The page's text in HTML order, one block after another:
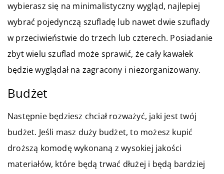
wybierasz się na minimalistyczny wygląd, najlepiej
wybrać pojedynczą szufladę lub nawet dwie szuflady
w przeciwieństwie do trzech lub czterech. Posiadanie
zbyt wielu szuflad może sprawić, że cały kawałek
będzie wyglądał na zagracony i niezorganizowany.
Budżet
Następnie będziesz chciał rozważyć, jaki jest twój
budżet. Jeśli masz duży budżet, to możesz kupić
droższą komodę wykonaną z wysokiej jakości
materiałów, które będą trwać dłużej i będą bardziej